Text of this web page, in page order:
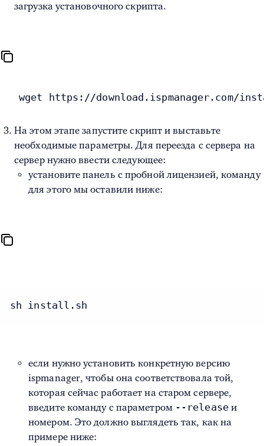
загрузка установочного скрипта.
wget https://download.ispmanager.com/
На этом этапе запустите скрипт и выставьте
необходимые параметры. Для переезда с сервера на
сервер нужно ввести следующее:
установите панель с пробной лицензией, команду
для этого мы оставили ниже:
sh install.sh
если нужно установить конкретную версию
ispmanager, чтобы она соответствовала той,
которая сейчас работает на старом сервере,
введите команду с параметром --releaseи
номером. Это должно выглядеть так, как на
примере ниже: